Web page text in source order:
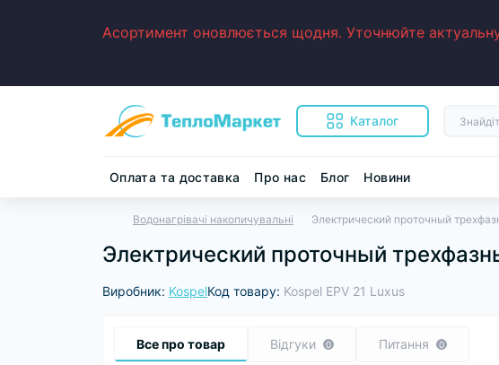
Асортимент оновлюється щодня. Уточнюйте
Каталог
Оплата та доставка Про нас Блог Новини
Водонагрівачі накопичувальні Электрический проточный
Электрический проточный
Виробник: KospelКод товару: Kospel EPV 21 Luxus
Все про товар Відгуки 0 Питання 0